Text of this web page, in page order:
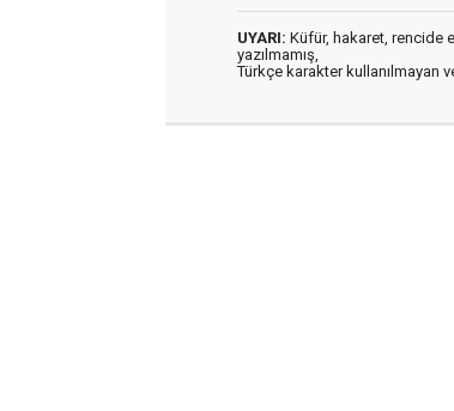
UYARI: Küfür, hakaret, rencide
yazılmamış,
Türkçe karakter kullanılmayan